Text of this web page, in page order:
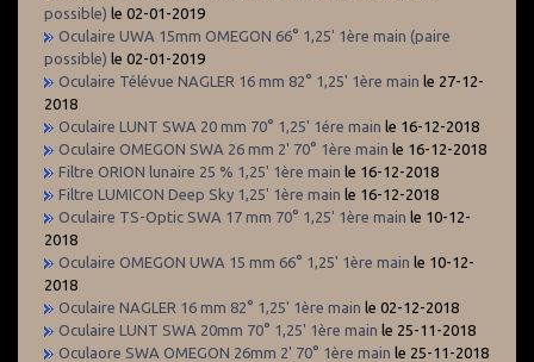
possible) le 02-01-2019
Oculaire UWA 15mm OMEGON 66° 1,25' 1ère main (paire
possible) le 02-01-2019
Oculaire Télévue NAGLER 16 mm 82° 1,25' 1ère main le 27-12-
2018
Oculaire LUNT SWA 20 mm 70° 1,25' 1ére main le 16-12-2018
Oculaire OMEGON SWA 26 mm 2' 70° 1ère main le 16-12-2018
Filtre ORION lunaire 25 % 1,25' 1ère main le 16-12-2018
Filtre LUMICON Deep Sky 1,25' 1ère main le 16-12-2018
Oculaire TS-Optic SWA 17 mm 70° 1,25' 1ère main le 10-12-
2018
Oculaire OMEGON UWA 15 mm 66° 1,25' 1ère main le 10-12-
2018
Oculaire NAGLER 16 mm 82° 1,25' 1ère main le 02-12-2018
Oculaire LUNT SWA 20mm 70° 1,25' 1ère main le 25-11-2018
Oculaore SWA OMEGON 26mm 2' 70° 1ère main le 25-11-2018